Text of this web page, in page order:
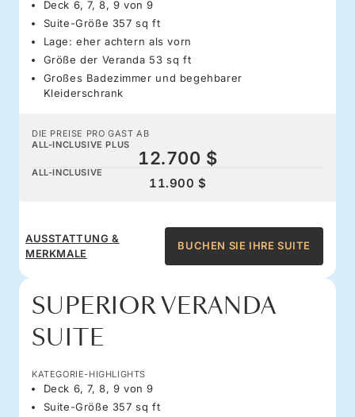
Deck 6, 7, 8, 9 von 9
Suite-Größe 357 sq ft
Lage: eher achtern als vorn
Größe der Veranda 53 sq ft
Großes Badezimmer und begehbarer
Kleiderschrank
DIE PREISE PRO GAST AB
ALL-INCLUSIVE PLUS
12.700 $
ALL-INCLUSIVE
11.900 $
AUSSTATTUNG &
MERKMALE
BUCHEN SIE IHRE SUITE
SUPERIOR VERANDA
SUITE
KATEGORIE-HIGHLIGHTS
Deck 6, 7, 8, 9 von 9
Suite-Größe 357 sq ft